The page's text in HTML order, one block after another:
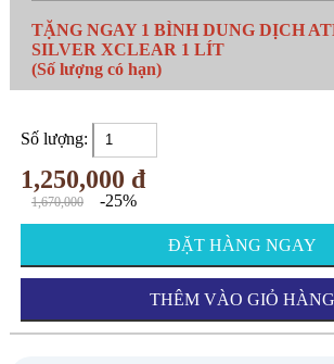
TẶNG NGAY 1 BÌNH DUNG DỊCH
SILVER XCLEAR 1 LÍT
(Số lượng có hạn)
Số lượng:
1,250,000 đ
1,670,000 -25%
ĐẶT HÀNG NGAY
THÊM VÀO GIỎ HÀNG